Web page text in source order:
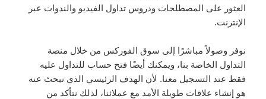
العثور على المصطلحات ودروس تداول الفيديو والندوات عبر
الإنترنت.
نوفر وصولاً مباشرًا إلى سوق الفوركس من خلال منصة
التداول الخاصة بنا، ويمكنك أيضًا فتح حساب للتداول عليه
فقط عند التسجيل معنا. لأن الهدف الرئيسي الذي نبحث عنه
هو إنشاء علاقات طويلة الأمد مع عملائنا، لذلك نتأكد من